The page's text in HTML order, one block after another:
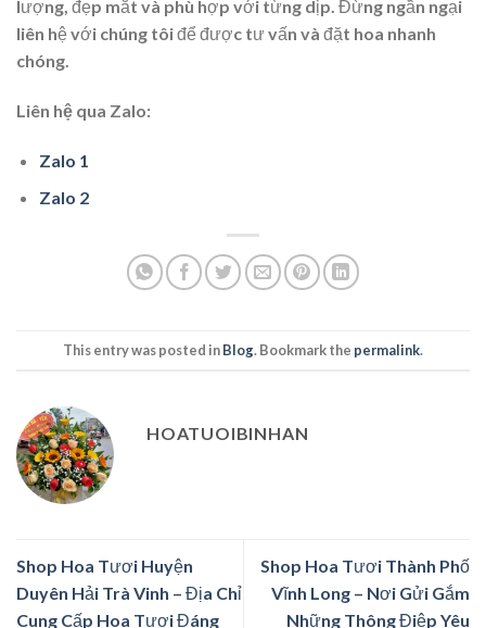
lượng, đẹp mắt và phù hợp với từng dịp. Đừng ngần ngại
liên hệ với chúng tôi để được tư vấn và đặt hoa nhanh
chóng.
Liên hệ qua Zalo:
Zalo 1
Zalo 2
This entry was posted inBlog. Bookmark the permalink.
HOATUOIBINHAN
Shop Hoa Tươi Huyện
Duyên Hải Trà Vinh – Địa Chỉ
Cung Cấp Hoa Tươi Đáng
Shop Hoa Tươi Thành Phố
Vĩnh Long – Nơi Gửi Gắm
Những Thông Điệp Yêu